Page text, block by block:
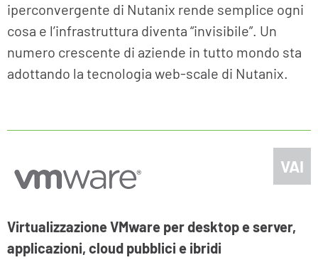
iperconvergente di Nutanix rende semplice ogni
cosa e l’infrastruttura diventa “invisibile”. Un
numero crescente di aziende in tutto mondo sta
adottando la tecnologia web-scale di Nutanix.
Virtualizzazione VMware per desktop e server,
applicazioni, cloud pubblici e ibridi
VAI